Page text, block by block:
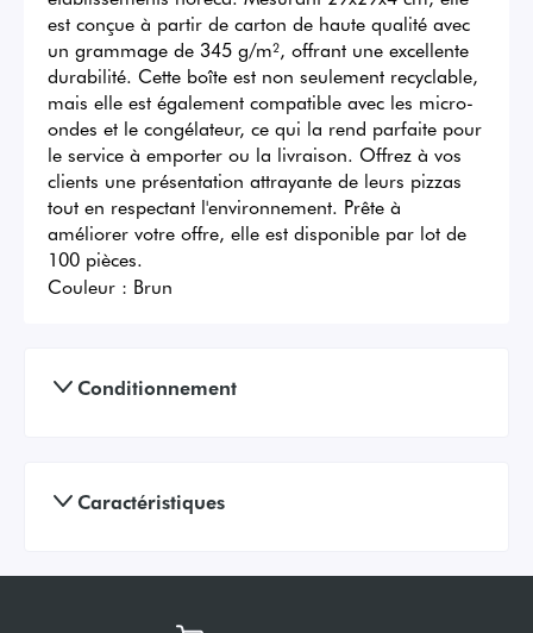
est conçue à partir de carton de haute qualité avec
un grammage de 345 g/m², offrant une excellente
durabilité. Cette boîte est non seulement recyclable,
mais elle est également compatible avec les micro-
ondes et le congélateur, ce qui la rend parfaite pour
le service à emporter ou la livraison. Offrez à vos
clients une présentation attrayante de leurs pizzas
tout en respectant l'environnement. Prête à
améliorer votre offre, elle est disponible par lot de
100 pièces.
Couleur : Brun
Conditionnement
Caractéristiques